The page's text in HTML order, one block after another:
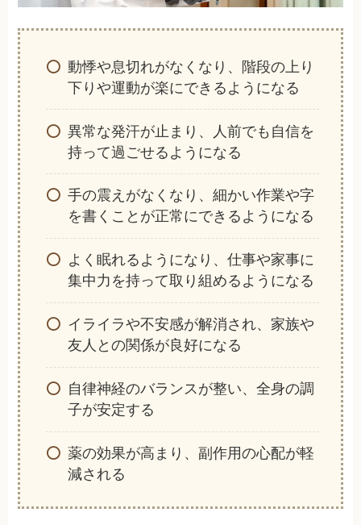
動悸や息切れがなくなり、階段の上り
下りや運動が楽にできるようになる
異常な発汗が止まり、人前でも自信を
持って過ごせるようになる
手の震えがなくなり、細かい作業や字
を書くことが正常にできるようになる
よく眠れるようになり、仕事や家事に
集中力を持って取り組めるようになる
イライラや不安感が解消され、家族や
友人との関係が良好になる
自律神経のバランスが整い、全身の調
子が安定する
薬の効果が高まり、副作用の心配が軽
減される